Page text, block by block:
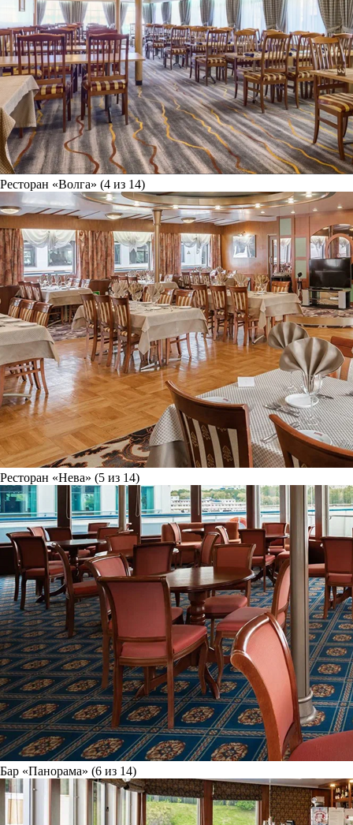
Ресторан «Волга» (4 из 14)
Ресторан «Нева» (5 из 14)
Бар «Панорама» (6 из 14)